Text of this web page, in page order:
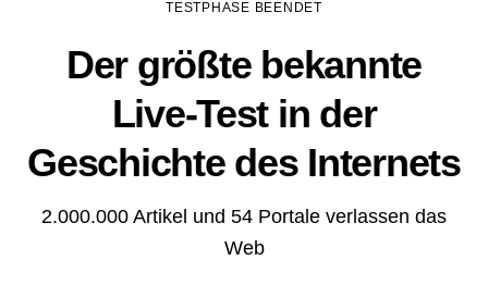
TESTPHASE BEENDET
Der größte bekannte
Live-Test in der
Geschichte des Internets
2.000.000 Artikel und 54 Portale verlassen das
Web